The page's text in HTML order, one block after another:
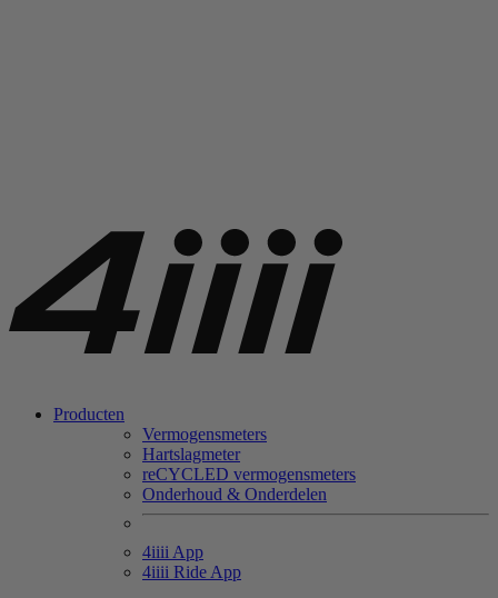
Producten
Vermogensmeters
Hartslagmeter
reCYCLED vermogensmeters
Onderhoud & Onderdelen
4iiii App
4iiii Ride App